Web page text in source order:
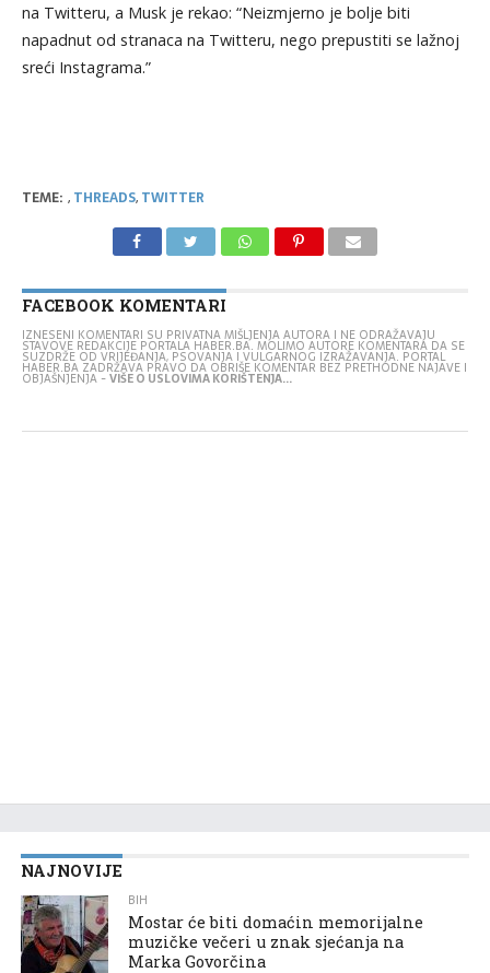
na Twitteru, a Musk je rekao: “Neizmjerno je bolje biti
napadnut od stranaca na Twitteru, nego prepustiti se lažnoj
sreći Instagrama.”
TEME: , THREADS, TWITTER
FACEBOOK KOMENTARI
IZNESENI KOMENTARI SU PRIVATNA MIŠLJENJA AUTORA I NE ODRAŽAVAJU
STAVOVE REDAKCIJE PORTALA HABER.BA. MOLIMO AUTORE KOMENTARA DA SE
SUZDRŽE OD VRIJEĐANJA, PSOVANJA I VULGARNOG IZRAŽAVANJA. PORTAL
HABER.BA ZADRŽAVA PRAVO DA OBRIŠE KOMENTAR BEZ PRETHODNE NAJAVE I
OBJAŠNJENJA -VIŠE O USLOVIMA KORIŠTENJA...
NAJNOVIJE
BIH
Mostar će biti domaćin memorijalne
muzičke večeri u znak sjećanja na
Marka Govorčina